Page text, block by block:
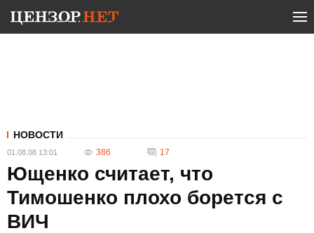
НОВОСТИ
01.08.08 13:01 386 17
Ющенко считает, что
Тимошенко плохо борется с
ВИЧ